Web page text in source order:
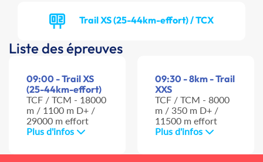
Trail XS (25-44km-effort) / TCX
Liste des épreuves
09:00 - Trail XS
(25-44km-effort)
TCF / TCM - 18000
m / 1100 m D+ /
29000 m effort
Plus d'infos
09:30 - 8km - Trail
XXS
TCF / TCM - 8000
m / 350 m D+ /
11500 m effort
Plus d'infos